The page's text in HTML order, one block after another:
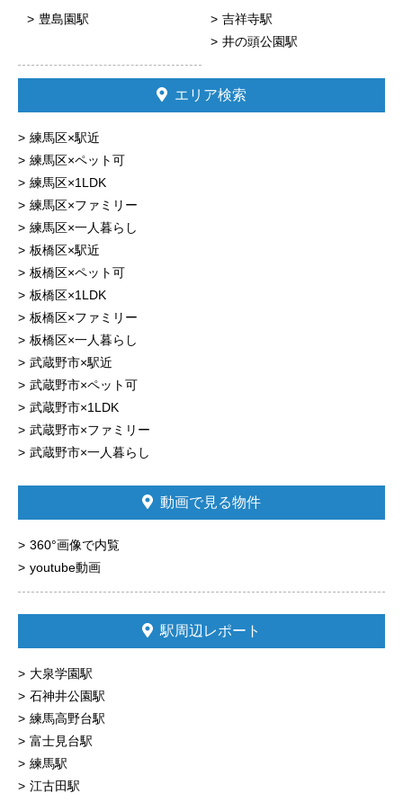
豊島園駅
吉祥寺駅
井の頭公園駅
エリア検索
練馬区×駅近
練馬区×ペット可
練馬区×1LDK
練馬区×ファミリー
練馬区×一人暮らし
板橋区×駅近
板橋区×ペット可
板橋区×1LDK
板橋区×ファミリー
板橋区×一人暮らし
武蔵野市×駅近
武蔵野市×ペット可
武蔵野市×1LDK
武蔵野市×ファミリー
武蔵野市×一人暮らし
動画で見る物件
360°画像で内覧
youtube動画
駅周辺レポート
大泉学園駅
石神井公園駅
練馬高野台駅
富士見台駅
練馬駅
江古田駅